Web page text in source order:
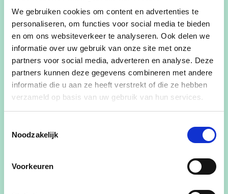
We gebruiken cookies om content en advertenties te
personaliseren, om functies voor social media te bieden
en om ons websiteverkeer te analyseren. Ook delen we
informatie over uw gebruik van onze site met onze
partners voor social media, adverteren en analyse. Deze
partners kunnen deze gegevens combineren met andere
informatie die u aan ze heeft verstrekt of die ze hebben
verzameld op basis van uw gebruik van hun services.
Noodzakelijk
Voorkeuren
E-mailadres
Ja, ik wens de cd&v nieuwsbrief te ontvangen
Ja, cd&v mag me contacteren voor zaken aangaande dit
Ja, ik aanvaard de privacyvoorwaarden
Hoeveel personen naast jezelf neem je nog mee?